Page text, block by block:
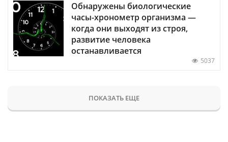
Обнаружены биологические
часы-хронометр организма —
когда они выходят из строя,
развитие человека
останавливается
5037
ПОКАЗАТЬ ЕЩЕ